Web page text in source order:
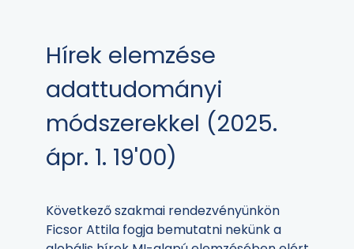
Hírek elemzése
adattudományi
módszerekkel (2025.
ápr. 1. 19'00)
Következő szakmai rendezvényünkön
Ficsor Attila fogja bemutatni nekünk a